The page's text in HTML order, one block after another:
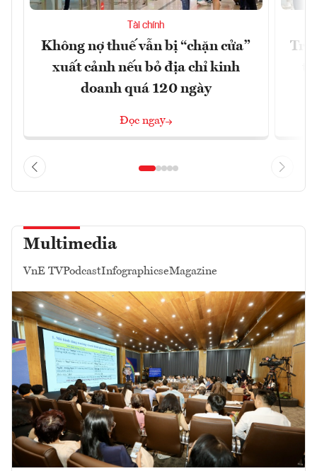
Tài chính
Không nợ thuế vẫn bị “chặn cửa”
xuất cảnh nếu bỏ địa chỉ kinh
doanh quá 120 ngày
Đọc ngay
Multimedia
VnE TVPodcastInfographicseMagazine